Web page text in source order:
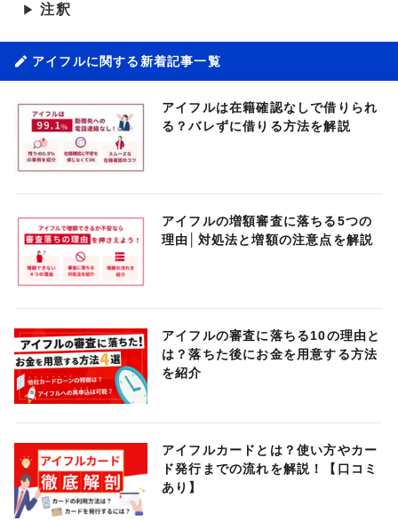
▶ 注釈
アイフルに関する新着記事一覧
アイフルは在籍確認なしで借りられ
る？バレずに借りる方法を解説
アイフルの増額審査に落ちる5つの
理由│対処法と増額の注意点を解説
アイフルの審査に落ちる10の理由と
は？落ちた後にお金を用意する方法
を紹介
アイフルカードとは？使い方やカー
ド発行までの流れを解説！【口コミ
あり】